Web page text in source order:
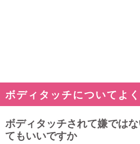
ボディタッチについてよ
ボディタッチされて嫌では
てもいいですか